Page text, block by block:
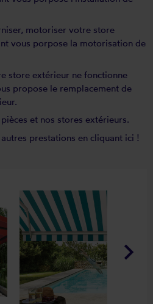
motoriser votre store
vous porpose la motorisation de
store extérieur ne fonctionne
propose le remplacement de
et nos stores extérieurs.
prestations en cliquant ici !
keyboard_arrow_right